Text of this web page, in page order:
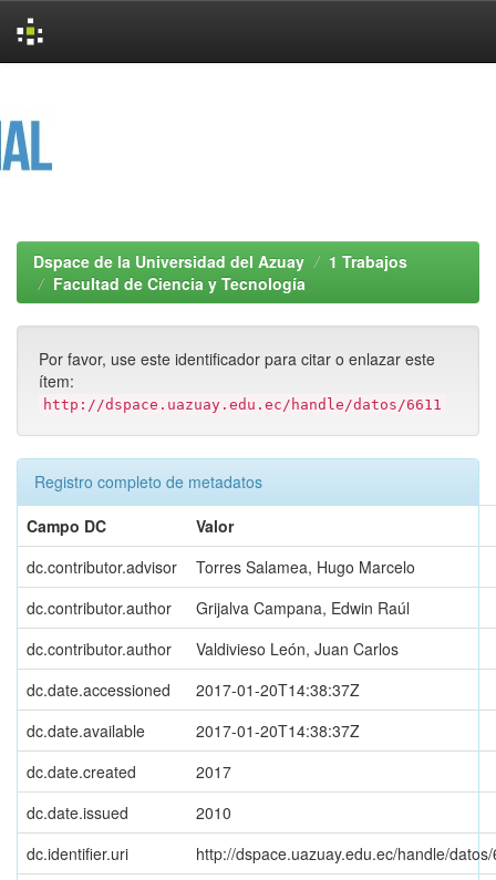
Dspace de la Universidad del Azuay
1 Trabajos
Facultad de Ciencia y Tecnología
Por favor, use este identificador para citar o enlazar este
ítem:
http://dspace.uazuay.edu.ec/handle/datos/6611
Registro completo de metadatos
Campo DC
Valor
dc.contributor.advisor
Torres Salamea, Hugo Marcelo
dc.contributor.author
Grijalva Campana, Edwin Raúl
dc.contributor.author
Valdivieso León, Juan Carlos
dc.date.accessioned
2017-01-20T14:38:37Z
dc.date.available
2017-01-20T14:38:37Z
dc.date.created
2017
dc.date.issued
2010
dc.identifier.uri
http://dspace.uazuay.edu.ec/handle/